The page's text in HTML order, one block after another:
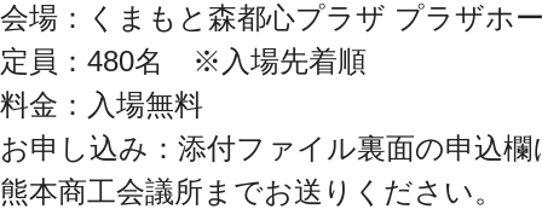
会場：くまもと森都心プラザ プラザホ
定員：480名 ※入場先着順
料金：入場無料
お申し込み：添付ファイル裏面の申込
熊本商工会議所までお送りください。